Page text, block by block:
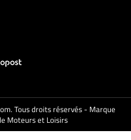
Tous droits réservés - Marque
Moteurs et Loisirs